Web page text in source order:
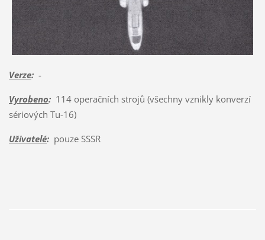
Verze:-
Vyrobeno:114 operačních strojů (všechny vznikly konverzí
sériových Tu-16)
Uživatelé:pouze SSSR